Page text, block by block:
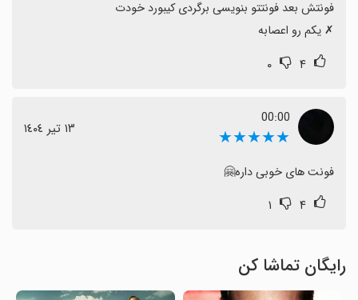
‏✗ یکم رو اعصابه
۴ ۰
00:00
★★★★★ ١٣ تیر ١٤٠٤
فونت های خوبی داره🤗
۴ ۱
رایگان تماشا کن